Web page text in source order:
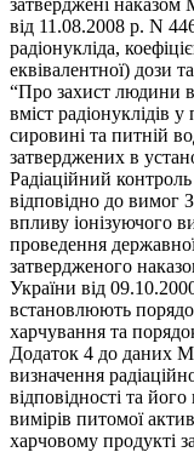
від 11.08.2008 р. N
радіонукліда,
еквівалентної) дози
“Про захист людини
вміст радіонуклідів
сировині та питній
затверджених в
Радіаційний
відповідно до вимог
впливу іонізуючого
проведення
затвердженого
України від
встановлюють
харчування та
Додаток 4 до даних
визначення
відповідності та
вимірів питомої
харчовому продукті